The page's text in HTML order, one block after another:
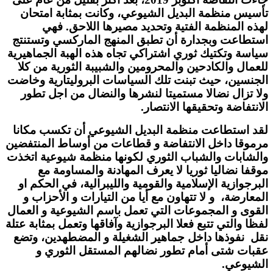
تأسيس منظمة البديل الشيوعي، وكانت بمثابة امتحان
لهذه المنظمة الفتية وتحديد مصيرها اللاحق. فهي
استطاعت وبجدارة أن تطبق المنهج الماركسي وتستنتج
سياسة وتكتيك ثوري اشتراكي تجاه هذه الهبة الجماهيرية
للعمال والكادحين والمحرومين والشبيبة الثورية من كلا
الجنسين، حيث تبنت تلك السياسات البروليتارية وخاضت
ولا تزال نضالا مستميتا لنشرها والنضال من اجل تطور
الانتفاضة وتحقيقها الانتصار.
لقد استطاعت منظمة البديل الشيوعي أن تكسب مكانا
مرموقا داخل الانتفاضة و قطاعات من أوساط المنتفضين
والشابات والشباب الثوري لكونها منظمة شيوعية اتخذت
موقفا نضاليا ثوريا لا يعرف المهادنة والمساومة مع
البرجوازية الإسلامية والقومية والليبرالية، في الحكم او
المعارضة، و لا تتهاون مع أيا من التيارات و الأحزاب و
القوى و المجموعات التي تعمل باسم الشيوعية و العمال
لفظا والتي تتبع فعلا البرجوازية وآفاقها وتعمل بمثابة عتلة
نقل نفوذها داخل جماهير الشغيلة و المضطهدين، وتضع
عقبات شتى أمام تطور نضالهم المستقل الثوري و
الشيوعي.